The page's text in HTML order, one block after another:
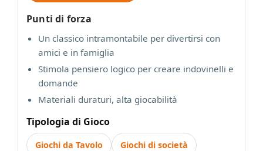
Punti di forza
Un classico intramontabile per divertirsi con
amici e in famiglia
Stimola pensiero logico per creare indovinelli e
domande
Materiali duraturi, alta giocabilità
Tipologia di Gioco
Giochi da Tavolo Giochi di società